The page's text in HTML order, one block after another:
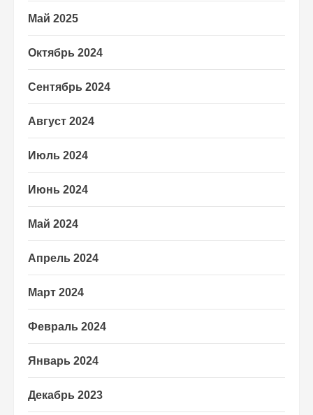
Май 2025
Октябрь 2024
Сентябрь 2024
Август 2024
Июль 2024
Июнь 2024
Май 2024
Апрель 2024
Март 2024
Февраль 2024
Январь 2024
Декабрь 2023